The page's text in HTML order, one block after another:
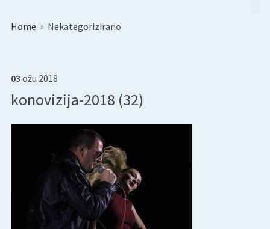
Home » Nekategorizirano
03 ožu 2018
konovizija-2018 (32)